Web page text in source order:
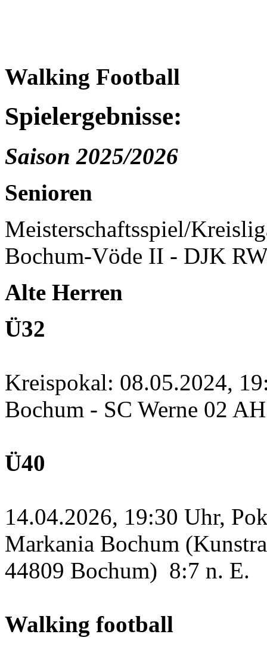
Walking Football
Spielergebnisse:
Saison 2025/2026
Senioren
Meisterschaftsspiel/
Bochum-Vöde II - DJK
Alte Herren
Ü32
Kreispokal: 08.05.2024,
Bochum - SC Werne 02
Ü40
14.04.2026, 19:30 Uhr,
Markania Bochum
44809 Bochum) 8:7 n. E.
Walking football